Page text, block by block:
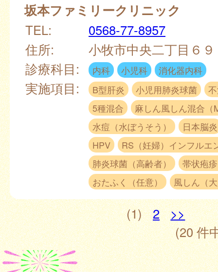
坂本ファミリークリニック
TEL:
0568-77-8957
住所:
小牧市中央二丁目６９
診療科目:
内科 小児科 消化器内科
実施項目: B型肝炎 小児用肺炎球菌
5種混合
麻しん風しん混合（
水痘（水ぼうそう）
日本脳炎
HPV
RS（妊婦）インフルエ
肺炎球菌（高齢者）
帯状疱
おたふく（任意）
風しん（
(1) 2
>>
(20 件